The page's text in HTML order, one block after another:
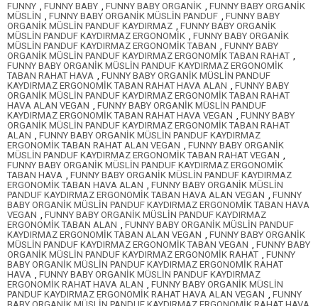
FUNNY , FUNNY BABY , FUNNY BABY ORGANİK , FUNNY BABY ORGANİK
MÜSLİN , FUNNY BABY ORGANİK MÜSLİN PANDUF , FUNNY BABY
ORGANİK MÜSLİN PANDUF KAYDIRMAZ , FUNNY BABY ORGANİK
MÜSLİN PANDUF KAYDIRMAZ ERGONOMİK , FUNNY BABY ORGANİK
MÜSLİN PANDUF KAYDIRMAZ ERGONOMİK TABAN , FUNNY BABY
ORGANİK MÜSLİN PANDUF KAYDIRMAZ ERGONOMİK TABAN RAHAT ,
FUNNY BABY ORGANİK MÜSLİN PANDUF KAYDIRMAZ ERGONOMİK
TABAN RAHAT HAVA , FUNNY BABY ORGANİK MÜSLİN PANDUF
KAYDIRMAZ ERGONOMİK TABAN RAHAT HAVA ALAN , FUNNY BABY
ORGANİK MÜSLİN PANDUF KAYDIRMAZ ERGONOMİK TABAN RAHAT
HAVA ALAN VEGAN , FUNNY BABY ORGANİK MÜSLİN PANDUF
KAYDIRMAZ ERGONOMİK TABAN RAHAT HAVA VEGAN , FUNNY BABY
ORGANİK MÜSLİN PANDUF KAYDIRMAZ ERGONOMİK TABAN RAHAT
ALAN , FUNNY BABY ORGANİK MÜSLİN PANDUF KAYDIRMAZ
ERGONOMİK TABAN RAHAT ALAN VEGAN , FUNNY BABY ORGANİK
MÜSLİN PANDUF KAYDIRMAZ ERGONOMİK TABAN RAHAT VEGAN ,
FUNNY BABY ORGANİK MÜSLİN PANDUF KAYDIRMAZ ERGONOMİK
TABAN HAVA , FUNNY BABY ORGANİK MÜSLİN PANDUF KAYDIRMAZ
ERGONOMİK TABAN HAVA ALAN , FUNNY BABY ORGANİK MÜSLİN
PANDUF KAYDIRMAZ ERGONOMİK TABAN HAVA ALAN VEGAN , FUNNY
BABY ORGANİK MÜSLİN PANDUF KAYDIRMAZ ERGONOMİK TABAN HAVA
VEGAN , FUNNY BABY ORGANİK MÜSLİN PANDUF KAYDIRMAZ
ERGONOMİK TABAN ALAN , FUNNY BABY ORGANİK MÜSLİN PANDUF
KAYDIRMAZ ERGONOMİK TABAN ALAN VEGAN , FUNNY BABY ORGANİK
MÜSLİN PANDUF KAYDIRMAZ ERGONOMİK TABAN VEGAN , FUNNY BABY
ORGANİK MÜSLİN PANDUF KAYDIRMAZ ERGONOMİK RAHAT , FUNNY
BABY ORGANİK MÜSLİN PANDUF KAYDIRMAZ ERGONOMİK RAHAT
HAVA , FUNNY BABY ORGANİK MÜSLİN PANDUF KAYDIRMAZ
ERGONOMİK RAHAT HAVA ALAN , FUNNY BABY ORGANİK MÜSLİN
PANDUF KAYDIRMAZ ERGONOMİK RAHAT HAVA ALAN VEGAN , FUNNY